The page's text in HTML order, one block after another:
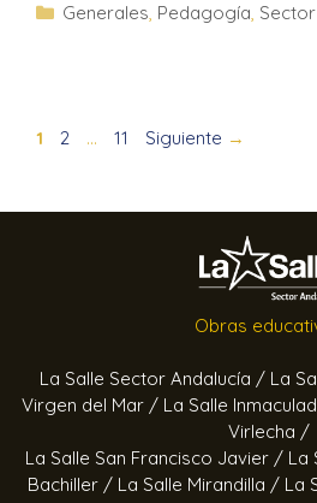
Generales, Pedagogía, Sector
1 2 … 11 Siguiente →
Obras
La Salle Sector Andalucía / La
Virgen del Mar / La Salle
Virlecha /
La Salle San Francisco Javier / La
Bachiller / La Salle Mirandilla / La